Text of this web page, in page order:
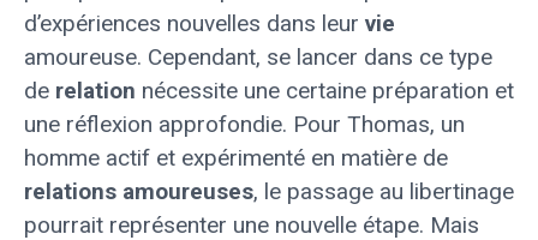
d’expériences nouvelles dans leur vie
amoureuse. Cependant, se lancer dans ce type
de relation nécessite une certaine préparation et
une réflexion approfondie. Pour Thomas, un
homme actif et expérimenté en matière de
relations amoureuses, le passage au libertinage
pourrait représenter une nouvelle étape. Mais